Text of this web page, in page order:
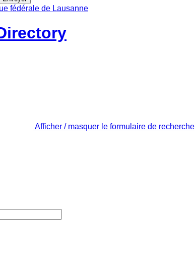
Afficher / masquer le formulaire de recherche